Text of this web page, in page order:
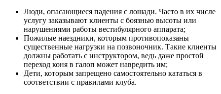
Люди, опасающиеся падения с лошади. Часто в их числе
услугу заказывают клиенты с боязнью высоты или
нарушениями работы вестибулярного аппарата;
Пожилые наездники, которым противопоказаны
существенные нагрузки на позвоночник. Такие клиенты
должны работать с инструктором, ведь даже простой
переход коня в галоп может навредить им;
Дети, которым запрещено самостоятельно кататься в
соответствии с правилами клуба.